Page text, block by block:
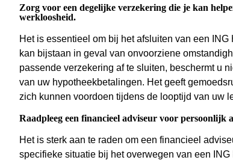
Zorg voor een degelijke verzekering die je kan
werkloosheid.
Het is essentieel om bij het afsluiten van een
kan bijstaan in geval van onvoorziene
passende verzekering af te sluiten, beschermt u
van uw hypotheekbetalingen. Het geeft
zich kunnen voordoen tijdens de looptijd van uw
Raadpleeg een financieel adviseur voor persoonlijk
Het is sterk aan te raden om een financieel
specifieke situatie bij het overwegen van een